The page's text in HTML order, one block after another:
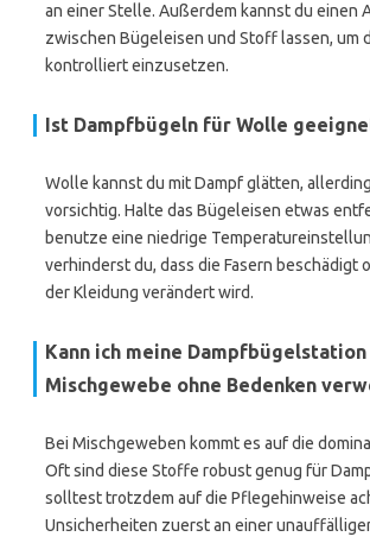
an einer Stelle. Außerdem kannst du einen
zwischen Bügeleisen und Stoff lassen, um
kontrolliert einzusetzen.
Ist Dampfbügeln für Wolle
Wolle kannst du mit Dampf glätten,
vorsichtig. Halte das Bügeleisen etwas
benutze eine niedrige
verhinderst du, dass die Fasern beschädigt
der Kleidung verändert wird.
Kann ich meine
Mischgewebe ohne Bedenken
Bei Mischgeweben kommt es auf die
Oft sind diese Stoffe robust genug für
solltest trotzdem auf die Pflegehinweise
Unsicherheiten zuerst an einer